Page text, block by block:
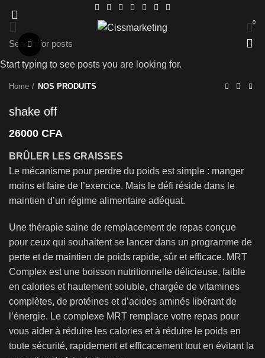
0
Click to enlarge
Home NOS PRODUITS
shake off
26000 CFA
BRÛLER LES GRAISSES
Le mécanisme pour perdre du poids est simple : manger
moins et faire de l’exercice. Mais le défi réside dans le
maintien d’un régime alimentaire adéquat.
Une thérapie saine de remplacement de repas conçue
pour ceux qui souhaitent se lancer dans un programme de
perte et de maintien de poids rapide, sûr et efficace. MRT
Complex est une boisson nutritionnelle délicieuse, faible
en calories et hautement soluble, chargée de vitamines
complètes, de protéines et d’acides aminés libérant de
l’énergie. Le complexe MRT remplace votre repas pour
vous aider à réduire les calories et à réduire le poids en
toute sécurité, rapidement et efficacement tout en évitant la
Start typing to see posts you are looking for.